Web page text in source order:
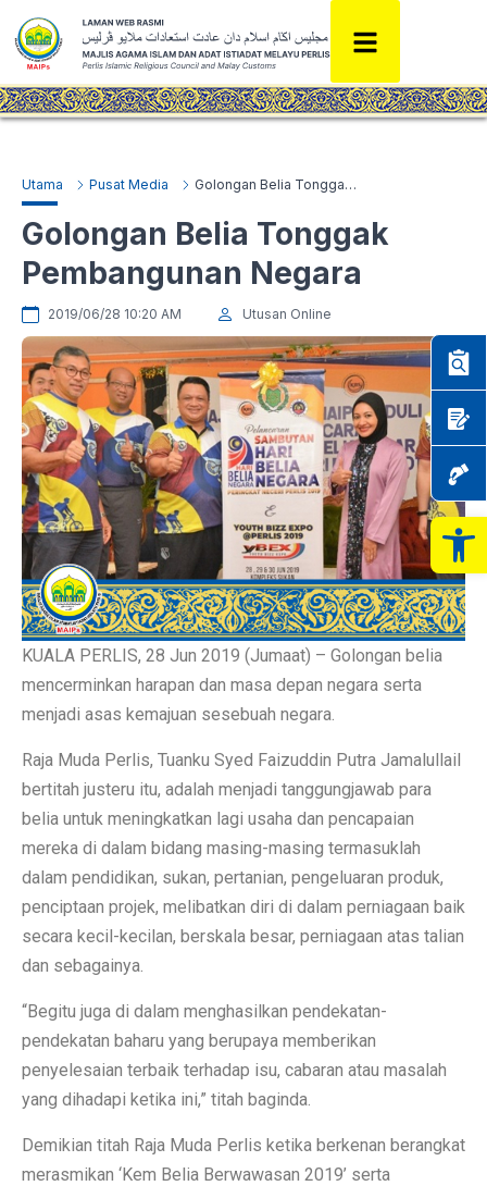
Utama Pusat Media Golongan Belia Tonggak Pembangunan Negara
Golongan Belia Tonggak
Pembangunan Negara
2019/06/28 10:20 AM Utusan Online
KUALA PERLIS, 28 Jun 2019 (Jumaat) – Golongan belia
mencerminkan harapan dan masa depan negara serta
menjadi asas kemajuan sesebuah negara.
Raja Muda Perlis, Tuanku Syed Faizuddin Putra Jamalullail
bertitah justeru itu, adalah menjadi tanggungjawab para
belia untuk meningkatkan lagi usaha dan pencapaian
mereka di dalam bidang masing-masing termasuklah
dalam pendidikan, sukan, pertanian, pengeluaran produk,
penciptaan projek, melibatkan diri di dalam perniagaan baik
secara kecil-kecilan, berskala besar, perniagaan atas talian
dan sebagainya.
“Begitu juga di dalam menghasilkan pendekatan-
pendekatan baharu yang berupaya memberikan
penyelesaian terbaik terhadap isu, cabaran atau masalah
yang dihadapi ketika ini,” titah baginda.
Demikian titah Raja Muda Perlis ketika berkenan berangkat
merasmikan ‘Kem Belia Berwawasan 2019’ serta